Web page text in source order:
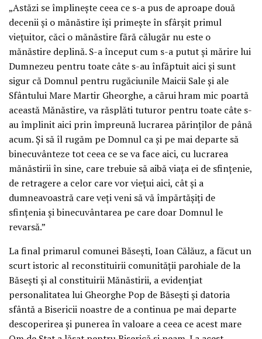
„Astăzi se împlinește ceea ce s-a pus de aproape două
decenii și o mănăstire își primește în sfârșit primul
viețuitor, căci o mănăstire fără călugăr nu este o
mănăstire deplină. S-a început cum s-a putut și mărire lui
Dumnezeu pentru toate câte s-au înfăptuit aici și sunt
sigur că Domnul pentru rugăciunile Maicii Sale și ale
Sfântului Mare Martir Gheorghe, a cărui hram mic poartă
această Mănăstire, va răsplăti tuturor pentru toate câte s-
au împlinit aici prin împreună lucrarea părinților de până
acum. Și să îl rugăm pe Domnul ca și pe mai departe să
binecuvânteze tot ceea ce se va face aici, cu lucrarea
mănăstirii în sine, care trebuie să aibă viața ei de sfințenie,
de retragere a celor care vor viețui aici, cât și a
dumneavoastră care veți veni să vă împărtășiți de
sfințenia și binecuvântarea pe care doar Domnul le
revarsă.”
La final primarul comunei Băsești, Ioan Călăuz, a făcut un
scurt istoric al reconstituirii comunității parohiale de la
Băsești și al constituirii Mănăstirii, a evidențiat
personalitatea lui Gheorghe Pop de Băsești și datoria
sfântă a Bisericii noastre de a continua pe mai departe
descoperirea și punerea în valoare a ceea ce acest mare